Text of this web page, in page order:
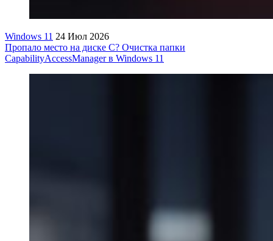
Windows 11 24 Июл 2026
Пропало место на диске C? Очистка папки
CapabilityAccessManager в Windows 11